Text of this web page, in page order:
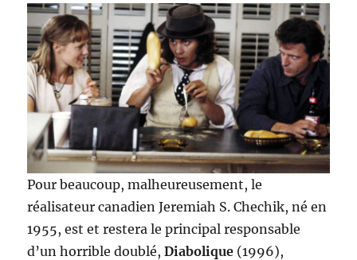
Pour beaucoup, malheureusement, le
réalisateur canadien Jeremiah S. Chechik, né en
1955, est et restera le principal responsable
d’un horrible doublé,Diabolique (1996),